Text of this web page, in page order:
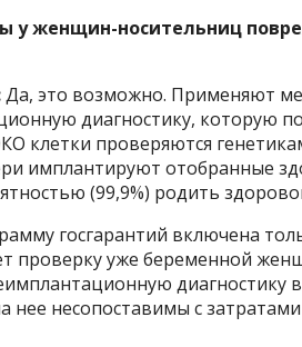
у женщин-носительниц
Да, это возможно. Применяют
диагностику, которую
клетки проверяются
имплантируют отобранные
(99,9%) родить
госгарантий включена
проверку уже беременной
диагностику
нее несопоставимы с